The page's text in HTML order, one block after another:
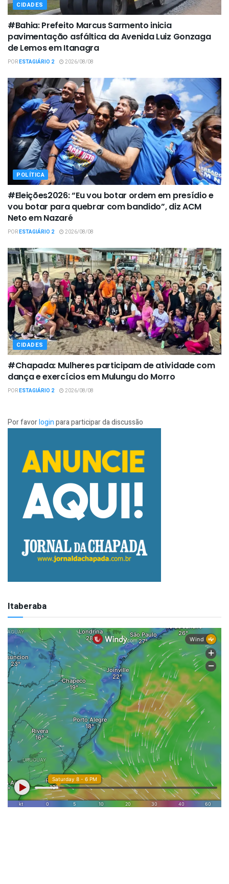
CIDADES
#Bahia: Prefeito Marcus Sarmento inicia
pavimentação asfáltica da Avenida Luiz Gonzaga
de Lemos em Itanagra
PORESTAGIÁRIO 2 2026/08/08
POLÍTICA
#Eleições2026: “Eu vou botar ordem em presídio e
vou botar para quebrar com bandido”, diz ACM
Neto em Nazaré
PORESTAGIÁRIO 2 2026/08/08
CIDADES
#Chapada: Mulheres participam de atividade com
dança e exercícios em Mulungu do Morro
PORESTAGIÁRIO 2 2026/08/08
Por favorloginpara participar da discussão
Itaberaba